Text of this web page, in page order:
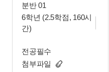
분반 01
6학년 (2.5학점, 160시
간)
전공필수
첨부파일